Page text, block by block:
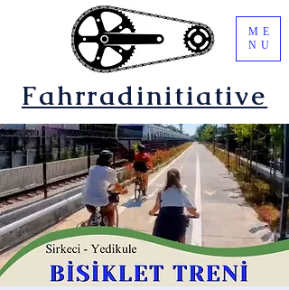
Fahrradinitiative
ME
NU